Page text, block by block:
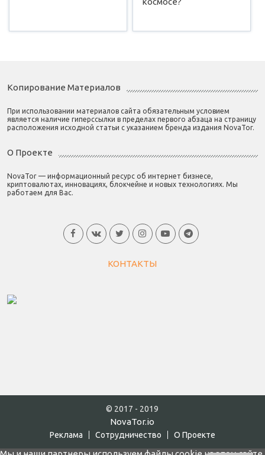
Копирование Материалов
При использовании материалов сайта обязательным условием
является наличие гиперссылки в пределах первого абзаца на страницу
расположения исходной статьи с указанием бренда издания NovaTor.
О Проекте
NovaTor — информационный ресурс об интернет бизнесе,
криптовалютах, инновациях, блокчейне и новых технологиях. Мы
работаем для Вас.
КОНТАКТЫ
© 2017 - 2019
NovaTor.io
Реклама Cотрудничество О Проекте